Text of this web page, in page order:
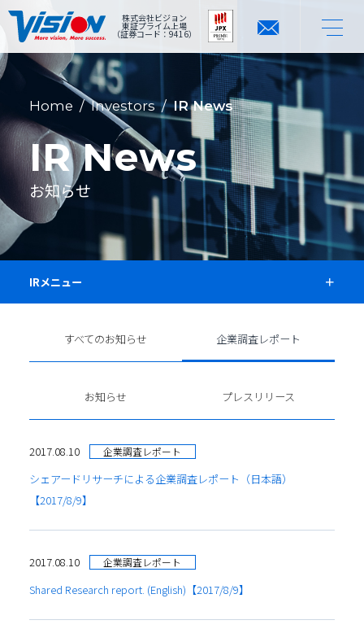
株式会社ビジョン
東証プライム上場
（証券コード：9416）
Home /Investors/IR News
IR News
お知らせ
IRメニュー
すべてのお知らせ 企業調査レポート
お知らせ プレスリリース
2017.08.10 企業調査レポート
シェアードリサーチによる企業調査レポート（日本語）
【2017/8/9】
2017.08.10 企業調査レポート
Shared Research report. (English)【2017/8/9】